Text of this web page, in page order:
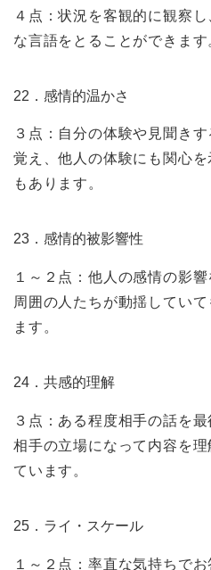
４点：状況を客観的に観察
な言語をとることができます
22．感情的温かさ
３点：自分の体験や見聞き
覚え、他人の体験にも関心
もあります。
23．感情的被影響性
１～２点：他人の感情の影
周囲の人たちが動揺してい
ます。
24．共感的理解
３点：ある程度相手の話を
相手の立場になって内容を
ています。
25．ライ・スケール
１～２点：率直な気持ちで